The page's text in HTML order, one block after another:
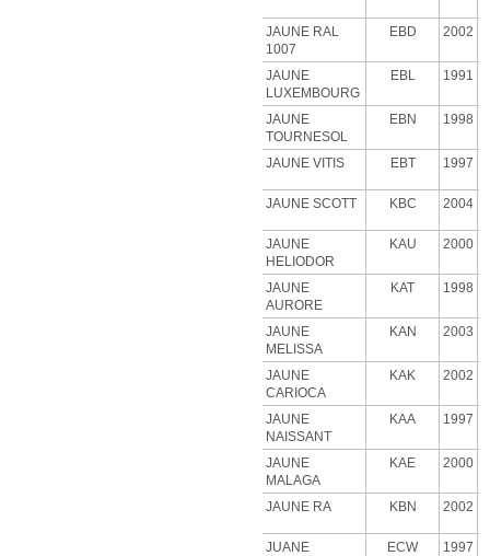
JAUNE RAL
1007
EBD 2002
JAUNE
LUXEMBOURG
EBL 1991
JAUNE
TOURNESOL
EBN 1998
JAUNE VITIS EBT 1997
JAUNE SCOTT KBC 2004
JAUNE
HELIODOR
KAU 2000
JAUNE
AURORE
KAT 1998
JAUNE
MELISSA
KAN 2003
JAUNE
CARIOCA
KAK 2002
JAUNE
NAISSANT
KAA 1997
JAUNE
MALAGA
KAE 2000
JAUNE RA KBN 2002
JUANE
ECW 1997